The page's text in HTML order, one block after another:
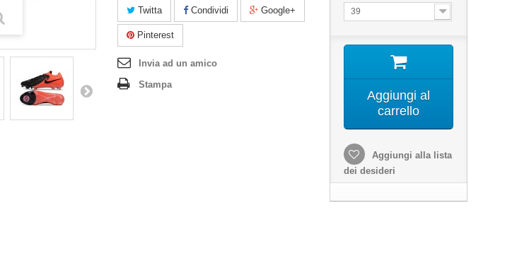
Twitta Condividi Google+
Pinterest
Invia ad un amico
Stampa
39
Aggiungi al
carrello
Aggiungi alla lista
dei desideri